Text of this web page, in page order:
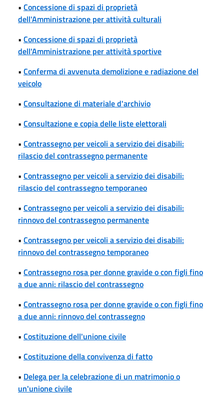
• Concessione di spazi di proprietà
dell'Amministrazione per attività culturali
• Concessione di spazi di proprietà
dell'Amministrazione per attività sportive
• Conferma di avvenuta demolizione e radiazione del
veicolo
• Consultazione di materiale d'archivio
• Consultazione e copia delle liste elettorali
• Contrassegno per veicoli a servizio dei disabili:
rilascio del contrassegno permanente
• Contrassegno per veicoli a servizio dei disabili:
rilascio del contrassegno temporaneo
• Contrassegno per veicoli a servizio dei disabili:
rinnovo del contrassegno permanente
• Contrassegno per veicoli a servizio dei disabili:
rinnovo del contrassegno temporaneo
• Contrassegno rosa per donne gravide o con figli fino
a due anni: rilascio del contrassegno
• Contrassegno rosa per donne gravide o con figli fino
a due anni: rinnovo del contrassegno
• Costituzione dell'unione civile
• Costituzione della convivenza di fatto
• Delega per la celebrazione di un matrimonio o
un'unione civile